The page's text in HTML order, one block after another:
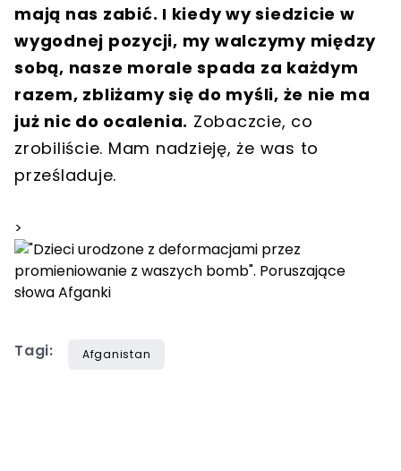
mają nas zabić. I kiedy wy siedzicie w
wygodnej pozycji, my walczymy między
sobą, nasze morale spada za każdym
razem, zbliżamy się do myśli, że nie ma
już nic do ocalenia. Zobaczcie, co
zrobiliście. Mam nadzieję, że was to
prześladuje.
>
Tagi: Afganistan